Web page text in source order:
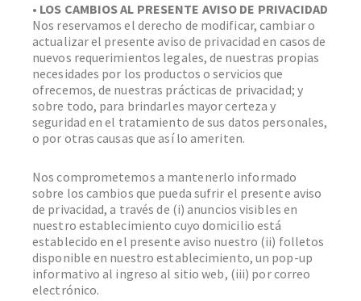
• LOS CAMBIOS AL PRESENTE AVISO DE PRIVACIDAD
Nos reservamos el derecho de modificar, cambiar o
actualizar el presente aviso de privacidad en casos de
nuevos requerimientos legales, de nuestras propias
necesidades por los productos o servicios que
ofrecemos, de nuestras prácticas de privacidad; y
sobre todo, para brindarles mayor certeza y
seguridad en el tratamiento de sus datos personales,
o por otras causas que así lo ameriten.
Nos comprometemos a mantenerlo informado
sobre los cambios que pueda sufrir el presente aviso
de privacidad, a través de (i) anuncios visibles en
nuestro establecimiento cuyo domicilio está
establecido en el presente aviso nuestro (ii) folletos
disponible en nuestro establecimiento, un pop-up
informativo al ingreso al sitio web, (iii) por correo
electrónico.